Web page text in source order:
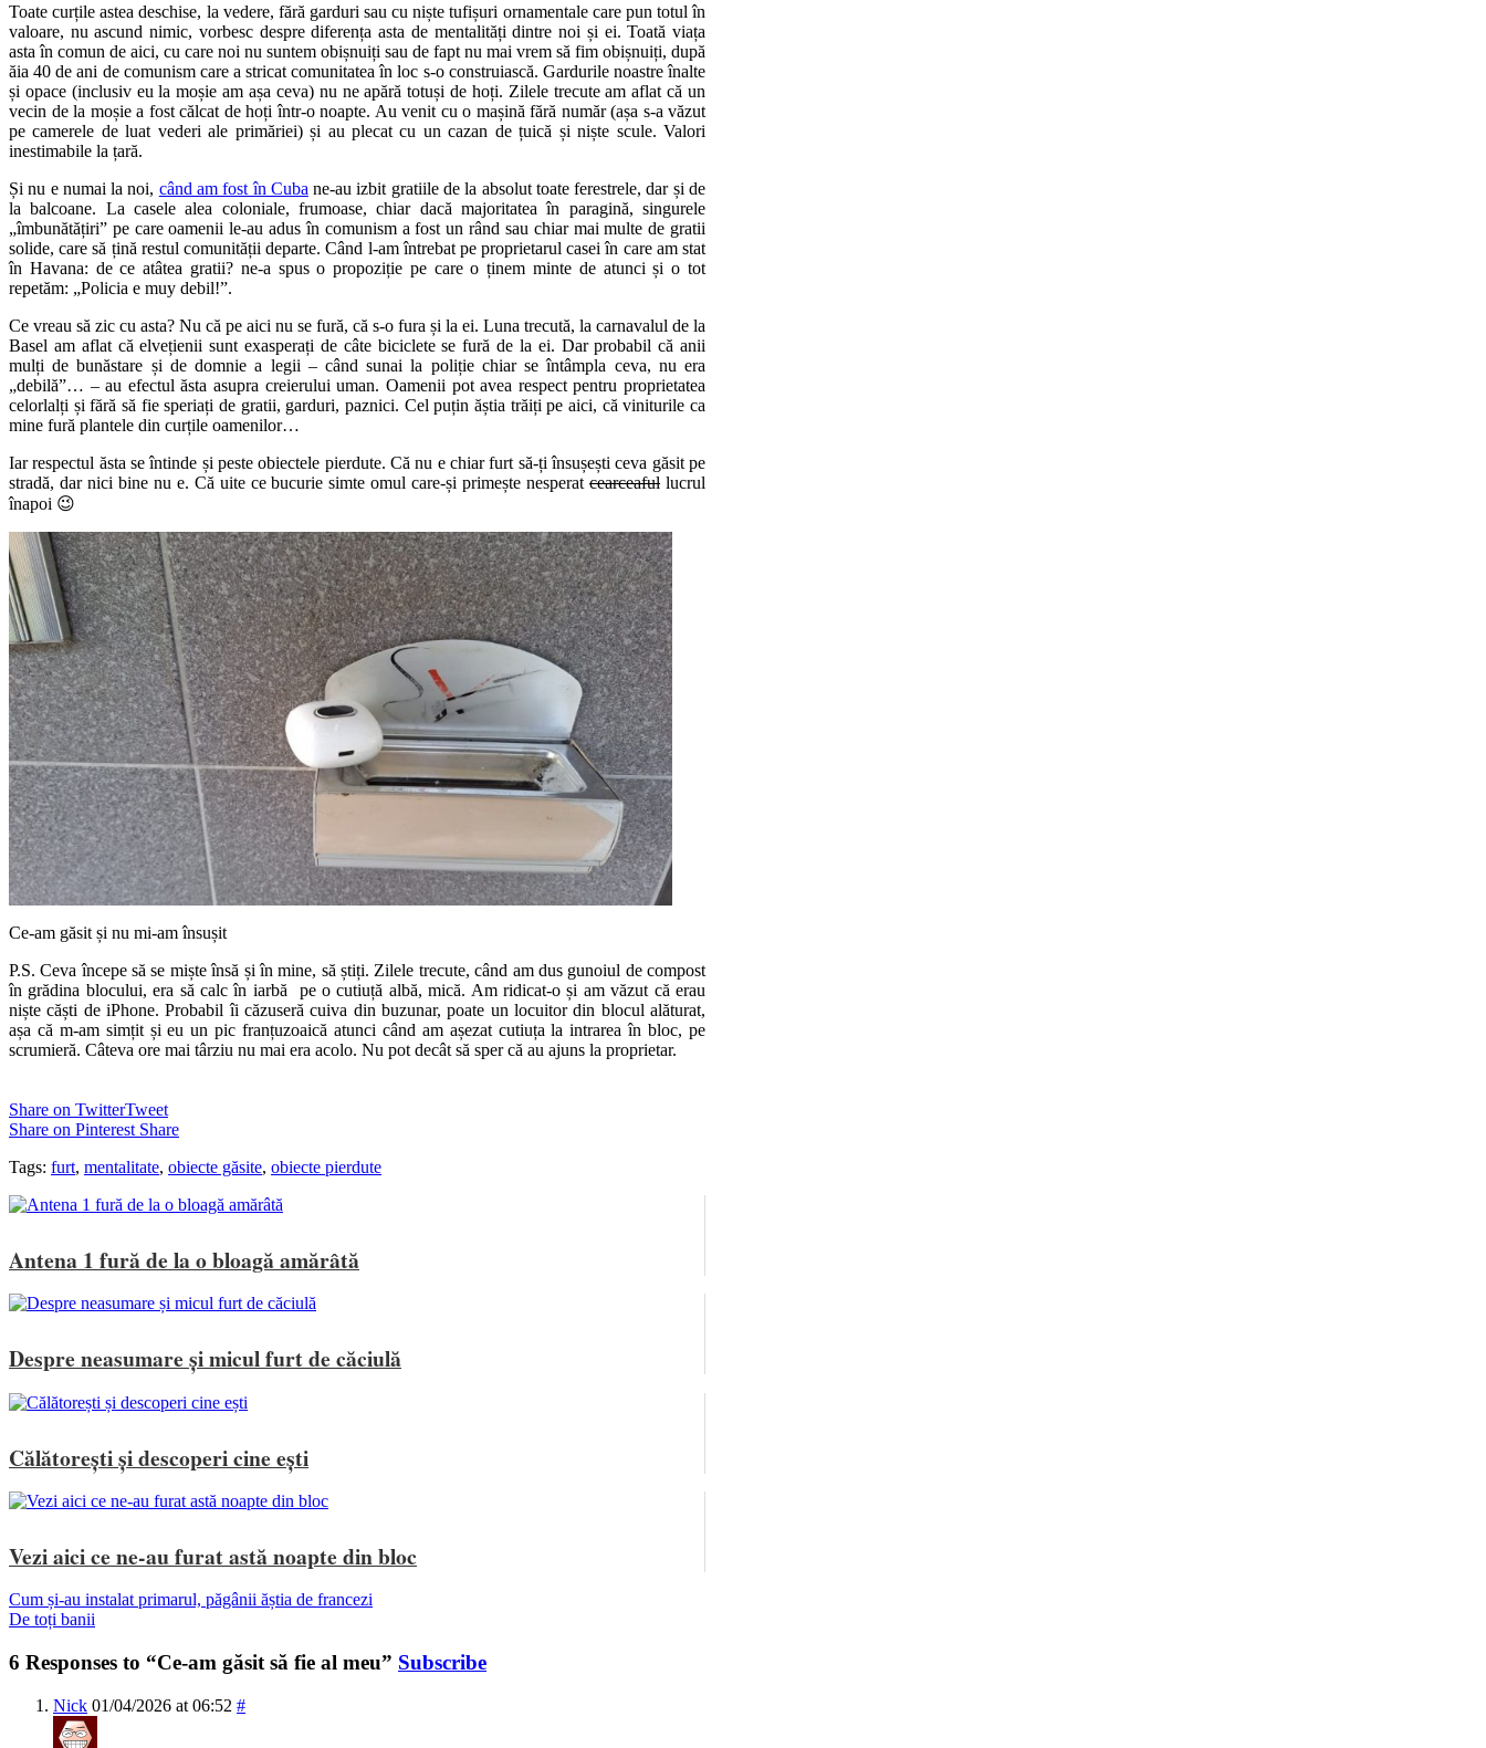
Toate curțile astea deschise, la vedere, fără garduri sau cu niște tufișuri ornamentale care pun totul în
valoare, nu ascund nimic, vorbesc despre diferența asta de mentalități dintre noi și ei. Toată viața
asta în comun de aici, cu care noi nu suntem obișnuiți sau de fapt nu mai vrem să fim obișnuiți, după
ăia 40 de ani de comunism care a stricat comunitatea în loc s-o construiască. Gardurile noastre înalte
și opace (inclusiv eu la moșie am așa ceva) nu ne apără totuși de hoți. Zilele trecute am aflat că un
vecin de la moșie a fost călcat de hoți într-o noapte. Au venit cu o mașină fără număr (așa s-a văzut
pe camerele de luat vederi ale primăriei) și au plecat cu un cazan de țuică și niște scule. Valori
inestimabile la țară.
Și nu e numai la noi, când am fost în Cuba ne-au izbit gratiile de la absolut toate ferestrele, dar și de
la balcoane. La casele alea coloniale, frumoase, chiar dacă majoritatea în paragină, singurele
„îmbunătățiri” pe care oamenii le-au adus în comunism a fost un rând sau chiar mai multe de gratii
solide, care să țină restul comunității departe. Când l-am întrebat pe proprietarul casei în care am stat
în Havana: de ce atâtea gratii? ne-a spus o propoziție pe care o ținem minte de atunci și o tot
repetăm: „Policia e muy debil!”.
Ce vreau să zic cu asta? Nu că pe aici nu se fură, că s-o fura și la ei. Luna trecută, la carnavalul de la
Basel am aflat că elvețienii sunt exasperați de câte biciclete se fură de la ei. Dar probabil că anii
mulți de bunăstare și de domnie a legii – când sunai la poliție chiar se întâmpla ceva, nu era
„debilă”… – au efectul ăsta asupra creierului uman. Oamenii pot avea respect pentru proprietatea
celorlalți și fără să fie speriați de gratii, garduri, paznici. Cel puțin ăștia trăiți pe aici, că viniturile ca
mine fură plantele din curțile oamenilor…
Iar respectul ăsta se întinde și peste obiectele pierdute. Că nu e chiar furt să-ți însușești ceva găsit pe
stradă, dar nici bine nu e. Că uite ce bucurie simte omul care-și primește nesperatcearceaful lucrul
înapoi 😉
Ce-am găsit și nu mi-am însușit
P.S. Ceva începe să se miște însă și în mine, să știți. Zilele trecute, când am dus gunoiul de compost
în grădina blocului, era să calc în iarbă pe o cutiuță albă, mică. Am ridicat-o și am văzut că erau
niște căști de iPhone. Probabil îi căzuseră cuiva din buzunar, poate un locuitor din blocul alăturat,
așa că m-am simțit și eu un pic franțuzoaică atunci când am așezat cutiuța la intrarea în bloc, pe
scrumieră. Câteva ore mai târziu nu mai era acolo. Nu pot decât să sper că au ajuns la proprietar.
Share on TwitterTweet
Share on Pinterest Share
Tags: furt, mentalitate, obiecte găsite, obiecte pierdute
Antena 1 fură de la o bloagă amărâtă
Despre neasumare și micul furt de căciulă
Călătorești și descoperi cine ești
Vezi aici ce ne-au furat astă noapte din bloc
Cum și-au instalat primarul, păgânii ăștia de francezi
De toți banii
6 Responses to “Ce-am găsit să fie al meu” Subscribe
Nick 01/04/2026 at 06:52 #